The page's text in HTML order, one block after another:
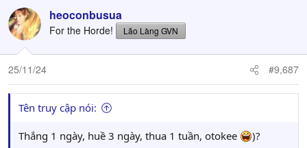
c
t
i
o
n
:
heoconbusua
For the Horde! Lão Làng GVN
25/11/24 #9,687
Tên truy cập nói:
Thắng 1 ngày, huề 3 ngày, thua 1 tuần, otokee )?